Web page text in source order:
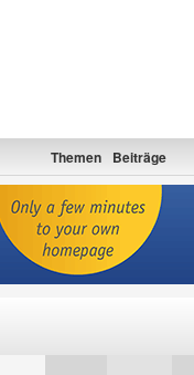
Themen Beiträge